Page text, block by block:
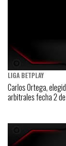
LIGA BETPLAY
Carlos Ortega,
arbitrales fecha 2